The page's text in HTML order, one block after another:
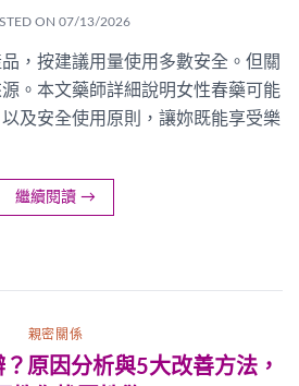
ON 07/13/2026
，按建議用量使用多數安全。但關
。本文藥師詳細說明女性春藥可能
及安全使用原則，讓妳既能享受樂
繼續閱讀 →
親密關係
原因分析與5大改善方法，